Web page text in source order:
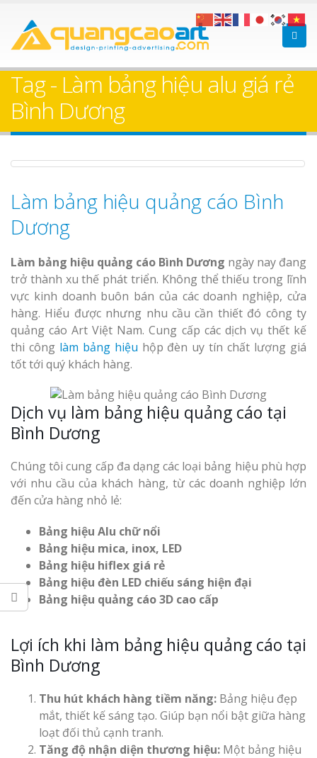
Tag - Làm bảng hiệu alu giá rẻ
Bình Dương
Làm bảng hiệu quảng cáo Bình
Dương
Làm bảng hiệu quảng cáo Bình Dương ngày nay đang
trở thành xu thế phát triển. Không thể thiếu trong lĩnh
vực kinh doanh buôn bán của các doanh nghiệp, cửa
hàng. Hiểu được nhưng nhu cầu cần thiết đó công ty
quảng cáo Art Việt Nam. Cung cấp các dịch vụ thết kế
thi công làm bảng hiệu hộp đèn uy tín chất lượng giá
tốt tới quý khách hàng.
Dịch vụ làm bảng hiệu quảng cáo tại
Bình Dương
Chúng tôi cung cấp đa dạng các loại bảng hiệu phù hợp
với nhu cầu của khách hàng, từ các doanh nghiệp lớn
đến cửa hàng nhỏ lẻ:
Bảng hiệu Alu chữ nổi
Bảng hiệu mica, inox, LED
Bảng hiệu hiflex giá rẻ
Bảng hiệu đèn LED chiếu sáng hiện đại
Bảng hiệu quảng cáo 3D cao cấp
Lợi ích khi làm bảng hiệu quảng cáo tại
Bình Dương
Thu hút khách hàng tiềm năng: Bảng hiệu đẹp
mắt, thiết kế sáng tạo. Giúp bạn nổi bật giữa hàng
loạt đối thủ cạnh tranh.
Tăng độ nhận diện thương hiệu: Một bảng hiệu
Làm bảng hiệu gỗ tại
Bảng gỗ treo cửa
Làm bảng hiệu gỗ tại
Biên Hòa
Làm bảng hiệu gỗ tại
Làm Biển
Làm bảng
Thuận An
Thi công
cáo Thuận
Dương
Làm biển
Thi công
cáo Vinh
Làm biển
Thi Công
Nghệ An Nâng Tầm
Hiệu